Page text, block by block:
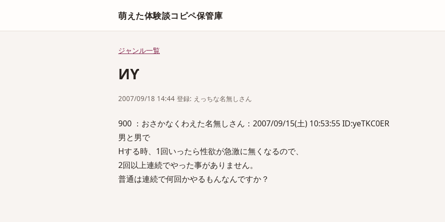
萌えた体験談コピペ保管庫
ジャンル一覧
ͶƳ
2007/09/18 14:44 登録: えっちな名無しさん
900 ：おさかなくわえた名無しさん：2007/09/15(土) 10:53:55 ID:yeTKC0ER
男と男で
Hする時、1回いったら性欲が急激に無くなるので、
2回以上連続でやった事がありません。
普通は連続で何回かやるもんなんですか？